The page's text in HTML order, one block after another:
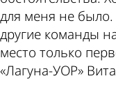
для меня не было.
другие команды
место только
«Лагуна-УОР»